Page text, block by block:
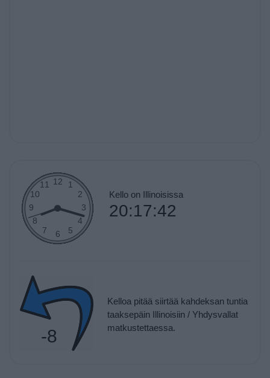
Kello on Illinoisissa
20:17:42
-8
Kelloa pitää siirtää kahdeksan tuntia
taaksepäin Illinoisiin / Yhdysvallat
matkustettaessa.